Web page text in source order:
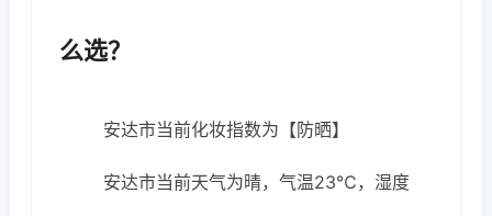
么选？
安达市当前化妆指数为【防晒】
安达市当前天气为晴，气温23℃，湿度